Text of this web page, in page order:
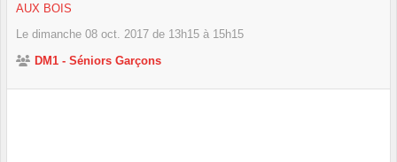
AUX BOIS
Le dimanche 08 oct. 2017 de 13h15 à 15h15
DM1 - Séniors Garçons